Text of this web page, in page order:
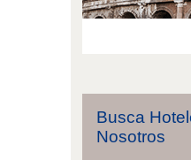
Busca
Nosotros